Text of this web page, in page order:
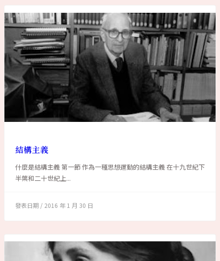
結構主義
什麼是結構主義 第一節 作為一種思想運動的結構主義 在十九世紀下
半葉和二十世紀上...
2016 年 1 月 30 日